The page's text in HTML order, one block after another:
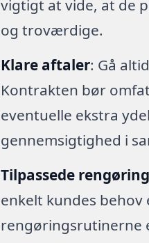
vigtigt at vide, at de
og troværdige.
Klare aftaler: Gå
Kontrakten bør
eventuelle ekstra
gennemsigtighed i
Tilpassede
enkelt kundes behov
rengøringsrutinerne